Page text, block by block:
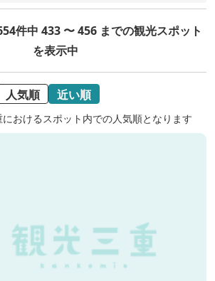
件中 433 〜 456 までの観光スポット
を表示中
人気順 近い順
おけるスポット内での人気順となります